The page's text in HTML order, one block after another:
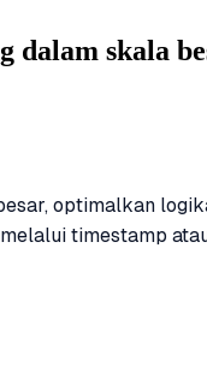
dalam skala
optimalkan
timestamp